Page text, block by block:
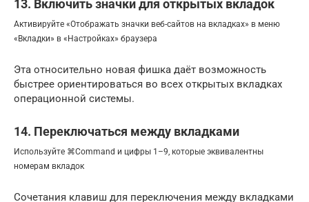
13. Включить значки для открытых вкладок
Активируйте «Отображать значки веб-сайтов на вкладках» в меню
«Вкладки» в «Настройках» браузера
Эта относительно новая фишка даёт возможность
быстрее ориентироваться во всех открытых вкладках
операционной системы.
14. Переключаться между вкладками
Используйте ⌘Command и цифры 1–9, которые эквивалентны
номерам вкладок
Сочетания клавиш для переключения между вкладками